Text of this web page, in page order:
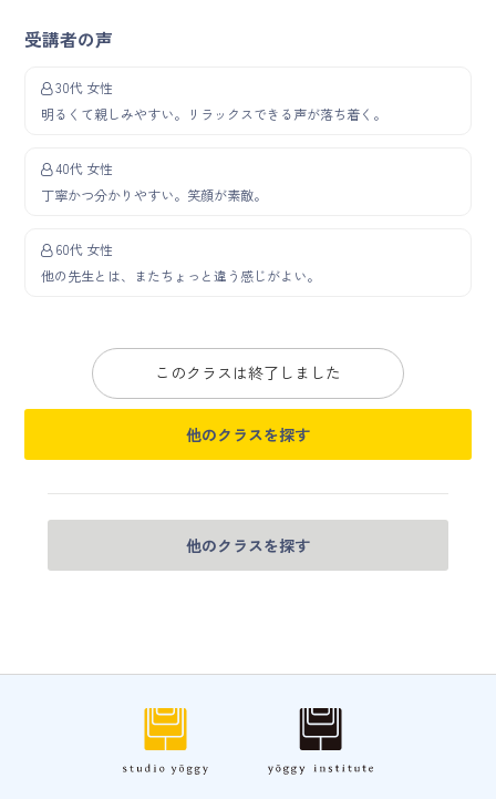
受講者の声
30代 女性
明るくて親しみやすい。リラックスできる声が落ち着く。
40代 女性
丁寧かつ分かりやすい。笑顔が素敵。
60代 女性
他の先生とは、またちょっと違う感じがよい。
このクラスは終了しました
他のクラスを探す
他のクラスを探す